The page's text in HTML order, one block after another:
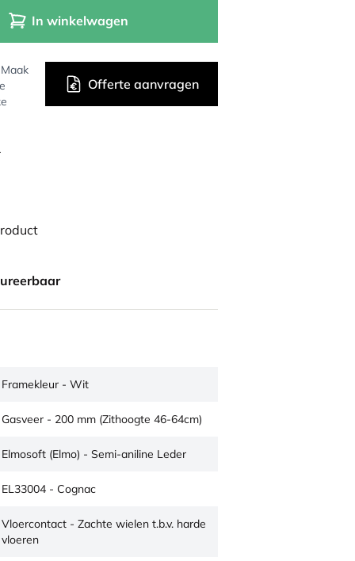
In winkelwagen
Offerte aanvragen
Framekleur - Wit
Gasveer - 200 mm (Zithoogte 46-64cm)
Elmosoft (Elmo) - Semi-aniline Leder
EL33004 - Cognac
Vloercontact - Zachte wielen t.b.v. harde
vloeren